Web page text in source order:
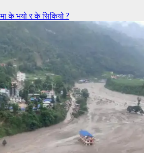
के भयो र के सिकियो ?